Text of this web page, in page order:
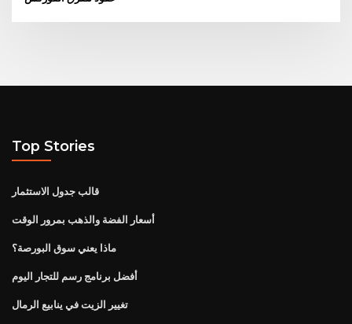
Top Stories
قالب جدول الاستثمار
أسعار الفضة والذهب بمرور الوقت
ماذا يعني سوق البورصة؟
أفضل برنامج رسم للتجار اليوم
تغيير الزيت في ينابيع الرمال